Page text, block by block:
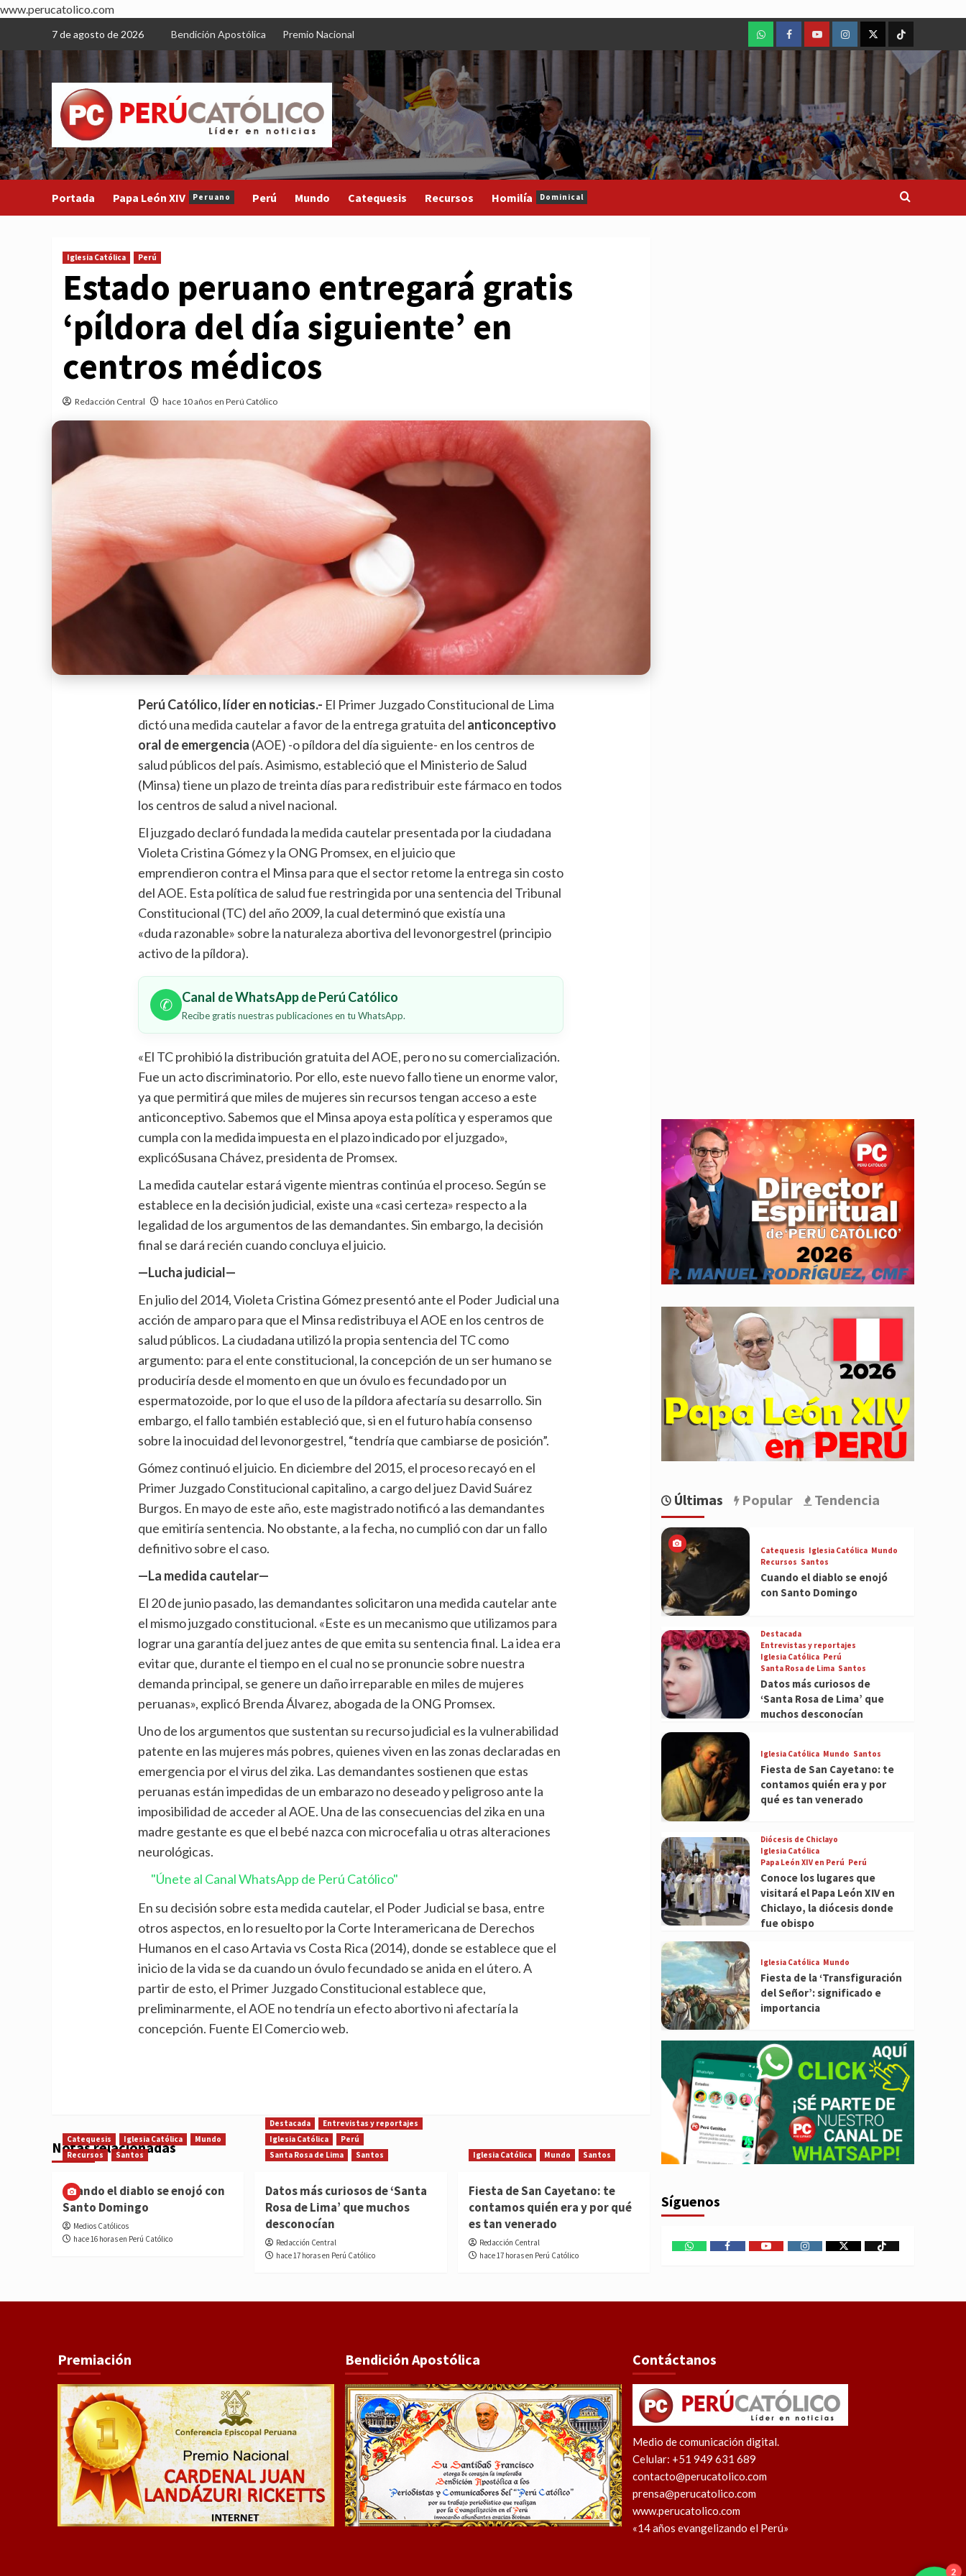
www.perucatolico.com
content
7 de agosto de 2026 Bendición Apostólica Premio Nacional
WhatsAppFacebookYoutubeInstagram
X TikTok
Portada Papa León XIV Peruano Perú Mundo Catequesis Recursos Homilía Dominical
Iglesia Católica Perú
Estado peruano entregará gratis
‘píldora del día siguiente’ en
centros médicos
Redacción Central hace 10 años en Perú Católico
Perú Católico, líder en noticias.- El Primer Juzgado Constitucional de Lima
dictó una medida cautelar a favor de la entrega gratuita del anticonceptivo
oral de emergencia (AOE) -o píldora del día siguiente- en los centros de
salud públicos del país. Asimismo, estableció que el Ministerio de Salud
(Minsa) tiene un plazo de treinta días para redistribuir este fármaco en todos
los centros de salud a nivel nacional.
El juzgado declaró fundada la medida cautelar presentada por la ciudadana
Violeta Cristina Gómez y la ONG Promsex, en el juicio que
emprendieron contra el Minsa para que el sector retome la entrega sin costo
del AOE. Esta política de salud fue restringida por una sentencia del Tribunal
Constitucional (TC) del año 2009, la cual determinó que existía una
«duda razonable» sobre la naturaleza abortiva del levonorgestrel (principio
activo de la píldora).
✆ Canal de WhatsApp de Perú Católico
Recibe gratis nuestras publicaciones en tu WhatsApp.
«El TCprohibió la distribución gratuita del AOE, pero no su comercialización.
Fue un acto discriminatorio. Por ello, este nuevo fallo tiene un enorme valor,
ya que permitirá que miles de mujeres sin recursos tengan acceso a este
anticonceptivo. Sabemos que el Minsa apoya esta política y esperamos que
cumpla con la medida impuesta en el plazo indicado por el juzgado»,
explicóSusana Chávez, presidenta de Promsex.
La medida cautelar estará vigente mientras continúa el proceso. Según se
establece en la decisión judicial, existe una «casi certeza» respecto a la
legalidad de los argumentos de las demandantes. Sin embargo, la decisión
final se dará recién cuando concluya el juicio.
—Lucha judicial—
En julio del 2014, Violeta Cristina Gómez presentó ante el Poder Judicial una
acción de amparo para que el Minsa redistribuya el AOE en los centros de
salud públicos. La ciudadana utilizó la propia sentencia del TCcomo
argumento: para el ente constitucional, la concepción de un ser humano se
produciría desde el momento en que un óvulo es fecundado por un
espermatozoide, por lo que el uso de la píldora afectaría su desarrollo. Sin
embargo, el fallo también estableció que, si en el futuro había consenso
sobre la inocuidad del levonorgestrel, “tendría que cambiarse de posición”.
Gómez continuó el juicio. En diciembre del 2015, el proceso recayó en el
Primer Juzgado Constitucional capitalino, a cargo del juez DavidSuárez
Burgos. En mayo de este año, este magistrado notificó a las demandantes
que emitiría sentencia. No obstante, a la fecha, no cumplió con dar un fallo
definitivo sobre el caso.
—La medida cautelar—
El 20 de junio pasado, las demandantes solicitaron una medida cautelar ante
el mismo juzgado constitucional. «Este es un mecanismo que utilizamos para
lograr una garantía del juez antes de que emita su sentencia final. La idea era
evitar que, durante el tiempo en el cual no se pronuncie sobre nuestra
demanda principal, se genere un daño irreparable en miles de mujeres
peruanas», explicó BrendaÁlvarez, abogada de la ONG Promsex.
Uno de los argumentos que sustentan su recurso judicial es la vulnerabilidad
patente en las mujeres más pobres, quienes viven en las zonas declaradas en
emergencia por el virus del zika. Las demandantes sostienen que estas
peruanas están impedidas de un embarazo no deseado y peligroso ante la
imposibilidad de acceder al AOE. Una de las consecuencias del zika en una
madre gestante es que el bebé nazca con microcefalia u otras alteraciones
neurológicas.
"Únete al Canal WhatsApp de Perú Católico"
En su decisión sobre esta medida cautelar, el Poder Judicial se basa, entre
otros aspectos, en lo resuelto por la Corte Interamericana de Derechos
Humanos en el casoArtaviavs Costa Rica (2014), donde se establece que el
inicio de la vida se da cuando un óvulo fecundado se anida en el útero. A
partir de esto, el Primer Juzgado Constitucional establece que,
preliminarmente, el AOE no tendría un efecto abortivo ni afectaría la
concepción. Fuente El Comercio web.
Notas relacionadas
Catequesis Iglesia Católica
Mundo
Recursos
Santos
Cuando el diablo se enojó con
Santo Domingo
Medios Católicos
hace 16 horas en Perú Católico
Destacada
Entrevistas y reportajes
Iglesia Católica
Perú
Santa Rosa de Lima
Santos
Datos más curiosos de ‘Santa
Rosa de Lima’ que muchos
desconocían
Redacción Central
hace 17 horas en Perú Católico
Iglesia Católica Mundo Santos
Fiesta de San Cayetano: te
contamos quién era y por qué
es tan venerado
Redacción Central
hace 17 horas en Perú Católico
Últimas Popular Tendencia
Catequesis Iglesia Católica Mundo
Recursos Santos
Cuando el diablo se enojó
con Santo Domingo
Destacada
Entrevistas y reportajes
Iglesia Católica Perú
Santa Rosa de Lima Santos
Datos más curiosos de
‘Santa Rosa de Lima’ que
muchos desconocían
Iglesia Católica Mundo Santos
Fiesta de San Cayetano: te
contamos quién era y por
qué es tan venerado
Diócesis de Chiclayo
Iglesia Católica
Papa León XIV en Perú Perú
Conoce los lugares que
visitará el Papa León XIV en
Chiclayo, la diócesis donde
fue obispo
Iglesia Católica Mundo
Fiesta de la ‘Transfiguración
del Señor’: significado e
importancia
Síguenos
WhatsAppFacebookYoutubeInstagram
X TikTok
Premiación Bendición Apostólica Contáctanos
Medio de comunicación digital.
Celular: +51 949 631 689
contacto@perucatolico.com
prensa@perucatolico.com
www.perucatolico.com
«14 años evangelizando el Perú»
2